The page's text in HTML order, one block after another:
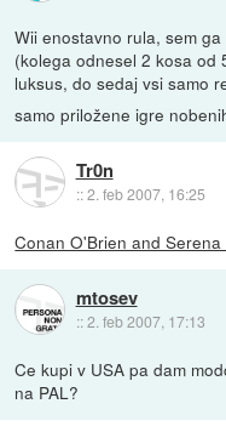
Wii enostavno rula, sem
(kolega odnesel 2 kosa od
luksus, do sedaj vsi samo
samo priložene igre
Tr0n
::2. feb 2007, 16:25
Conan O'Brien and
mtosev
::2. feb 2007, 17:13
Ce kupi v USA pa dam
na PAL?